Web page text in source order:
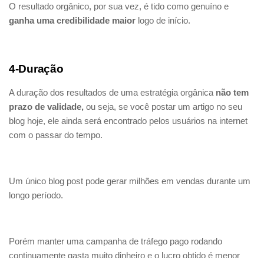
O resultado orgânico, por sua vez, é tido como genuíno e
ganha uma credibilidade maior logo de início.
4-Duração
A duração dos resultados de uma estratégia orgânica não tem
prazo de validade, ou seja, se você postar um artigo no seu
blog hoje, ele ainda será encontrado pelos usuários na internet
com o passar do tempo.
Um único blog post pode gerar milhões em vendas durante um
longo período.
Porém manter uma campanha de tráfego pago rodando
continuamente gasta muito dinheiro e o lucro obtido é menor